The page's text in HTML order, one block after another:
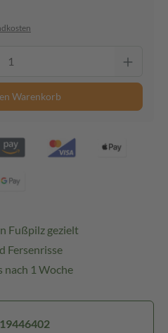
Warenkorb
Fußpilz gezielt
Fersenrisse
nach 1 Woche